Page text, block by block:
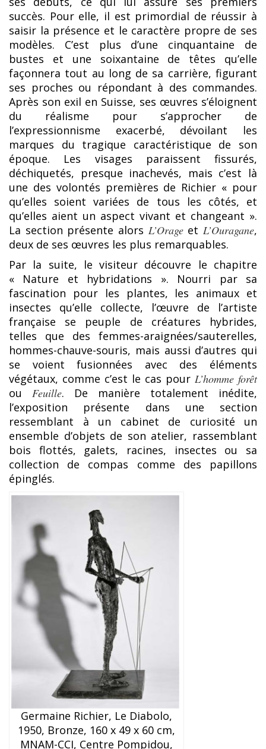
succès. Pour elle, il est primordial de réussir à
saisir la présence et le caractère propre de ses
modèles. C’est plus d’une cinquantaine de
bustes et une soixantaine de têtes qu’elle
façonnera tout au long de sa carrière, figurant
ses proches ou répondant à des commandes.
Après son exil en Suisse, ses œuvres s’éloignent
du réalisme pour s’approcher de
l’expressionnisme exacerbé, dévoilant les
marques du tragique caractéristique de son
époque. Les visages paraissent fissurés,
déchiquetés, presque inachevés, mais c’est là
une des volontés premières de Richier « pour
qu’elles soient variées de tous les côtés, et
qu’elles aient un aspect vivant et changeant ».
La section présente alors L’OrageetL’Ouragane,
deux de ses œuvres les plus remarquables.
Par la suite, le visiteur découvre le chapitre
« Nature et hybridations ». Nourri par sa
fascination pour les plantes, les animaux et
insectes qu’elle collecte, l’œuvre de l’artiste
française se peuple de créatures hybrides,
telles que des femmes-araignées/sauterelles,
hommes-chauve-souris, mais aussi d’autres qui
se voient fusionnées avec des éléments
végétaux, comme c’est le cas pour L’homme forêt
ou Feuille. De manière totalement inédite,
l’exposition présente dans une section
ressemblant à un cabinet de curiosité un
ensemble d’objets de son atelier, rassemblant
bois flottés, galets, racines, insectes ou sa
collection de compas comme des papillons
épinglés.
Germaine Richier, Le Diabolo,
1950, Bronze, 160 x 49 x 60 cm,
MNAM-CCI, Centre Pompidou,